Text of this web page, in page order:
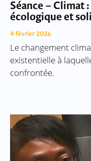
Séance – Climat
écologique et
4 février 2026
Le changement
existentielle à
confrontée.